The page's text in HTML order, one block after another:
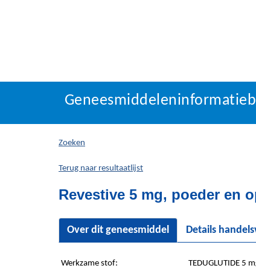
U
hier:
Zoeken
Terug naar resultaatlijst
Revestive 5 mg, poeder en
Over dit geneesmiddel Details
Werkzame stof:
TEDUGLUTIDE 5